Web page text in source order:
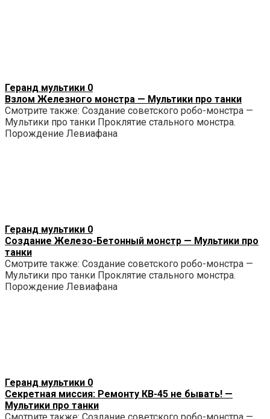
Геранд мультики 0
Взлом Железного монстра — Мультики про танки
Смотрите также: Создание советского робо-монстра —
Мультики про танки Проклятие стального монстра.
Порождение Левиафана
Геранд мультики 0
Создание Железо-Бетонный монстр — Мультики про
танки
Смотрите также: Создание советского робо-монстра —
Мультики про танки Проклятие стального монстра.
Порождение Левиафана
Геранд мультики 0
Секретная миссия: Ремонту КВ-45 не бывать! —
Мультики про танки